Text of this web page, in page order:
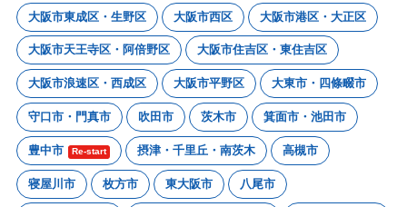
大阪市東成区・生野区 大阪市西区 大阪市港区・大正区
大阪市天王寺区・阿倍野区 大阪市住吉区・東住吉区
大阪市浪速区・西成区 大阪市平野区 大東市・四條畷市
守口市・門真市 吹田市 茨木市 箕面市・池田市
豊中市 Re-start 摂津・千里丘・南茨木 高槻市
寝屋川市 枚方市 東大阪市 八尾市